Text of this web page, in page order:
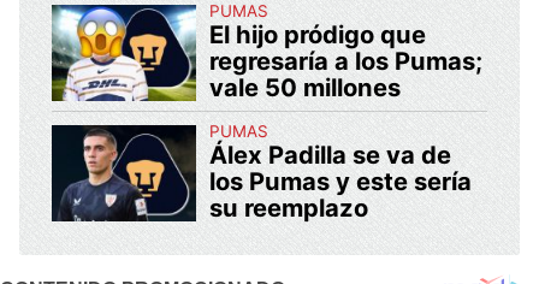
PUMAS
El hijo pródigo que
regresaría a los Pumas;
vale 50 millones
PUMAS
Álex Padilla se va de
los Pumas y este sería
su reemplazo